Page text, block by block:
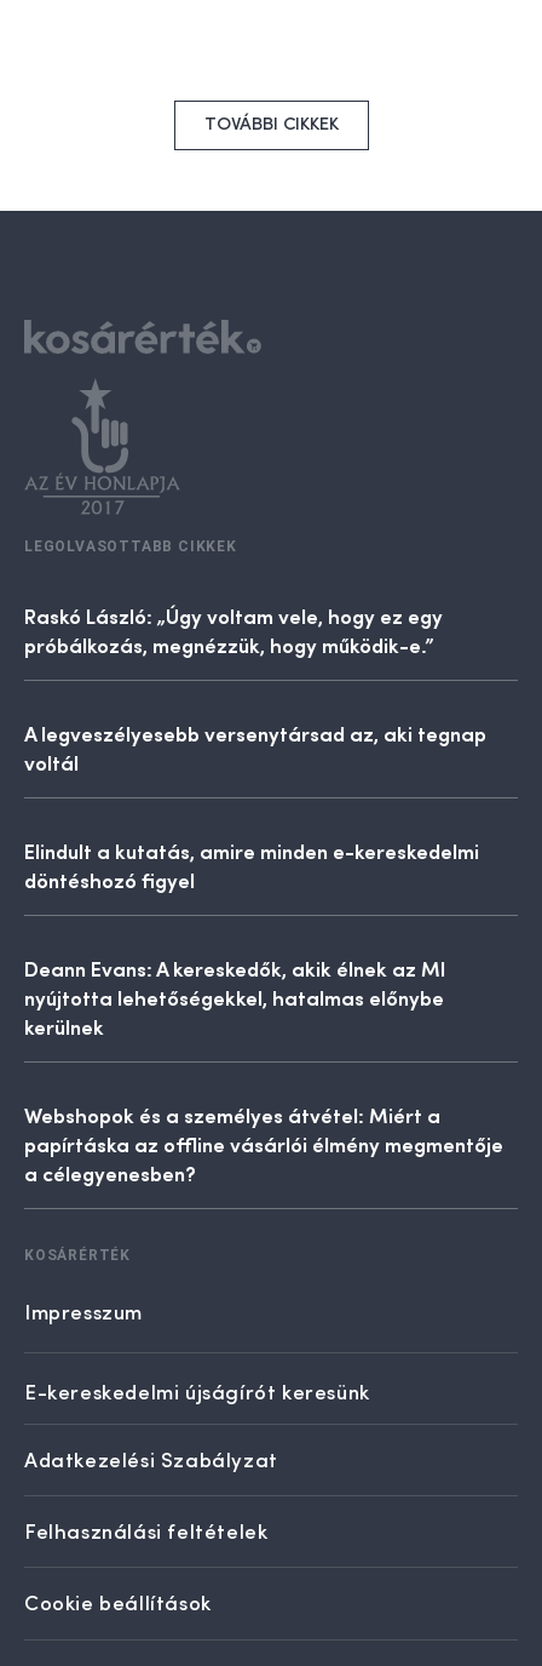
TOVÁBBI CIKKEK
LEGOLVASOTTABB CIKKEK
Raskó László: „Úgy voltam vele, hogy ez egy
próbálkozás, megnézzük, hogy működik-e.”
A legveszélyesebb versenytársad az, aki tegnap
voltál
Elindult a kutatás, amire minden e-kereskedelmi
döntéshozó figyel
Deann Evans: A kereskedők, akik élnek az MI
nyújtotta lehetőségekkel, hatalmas előnybe
kerülnek
Webshopok és a személyes átvétel: Miért a
papírtáska az offline vásárlói élmény megmentője
a célegyenesben?
KOSÁRÉRTÉK
Impresszum
E-kereskedelmi újságírót keresünk
Adatkezelési Szabályzat
Felhasználási feltételek
Cookie beállítások